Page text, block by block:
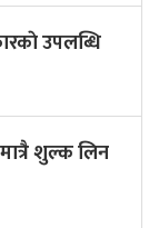
उपलब्धि
शुल्क लिन